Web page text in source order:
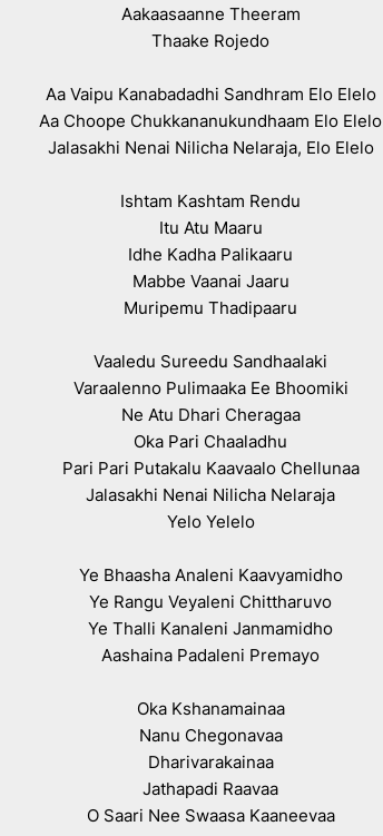
Aakaasaanne Theeram
Thaake Rojedo
Aa Vaipu Kanabadadhi Sandhram Elo Elelo
Aa Choope Chukkananukundhaam Elo Elelo
Jalasakhi Nenai Nilicha Nelaraja, Elo Elelo
Ishtam Kashtam Rendu
Itu Atu Maaru
Idhe Kadha Palikaaru
Mabbe Vaanai Jaaru
Muripemu Thadipaaru
Vaaledu Sureedu Sandhaalaki
Varaalenno Pulimaaka Ee Bhoomiki
Ne Atu Dhari Cheragaa
Oka Pari Chaaladhu
Pari Pari Putakalu Kaavaalo Chellunaa
Jalasakhi Nenai Nilicha Nelaraja
Yelo Yelelo
Ye Bhaasha Analeni Kaavyamidho
Ye Rangu Veyaleni Chittharuvo
Ye Thalli Kanaleni Janmamidho
Aashaina Padaleni Premayo
Oka Kshanamainaa
Nanu Chegonavaa
Dharivarakainaa
Jathapadi Raavaa
O Saari Nee Swaasa Kaaneevaa